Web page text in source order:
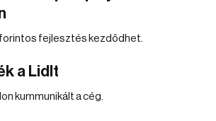
forintos fejlesztés kezdődhet.
a Lidlt
kummunikált a cég.